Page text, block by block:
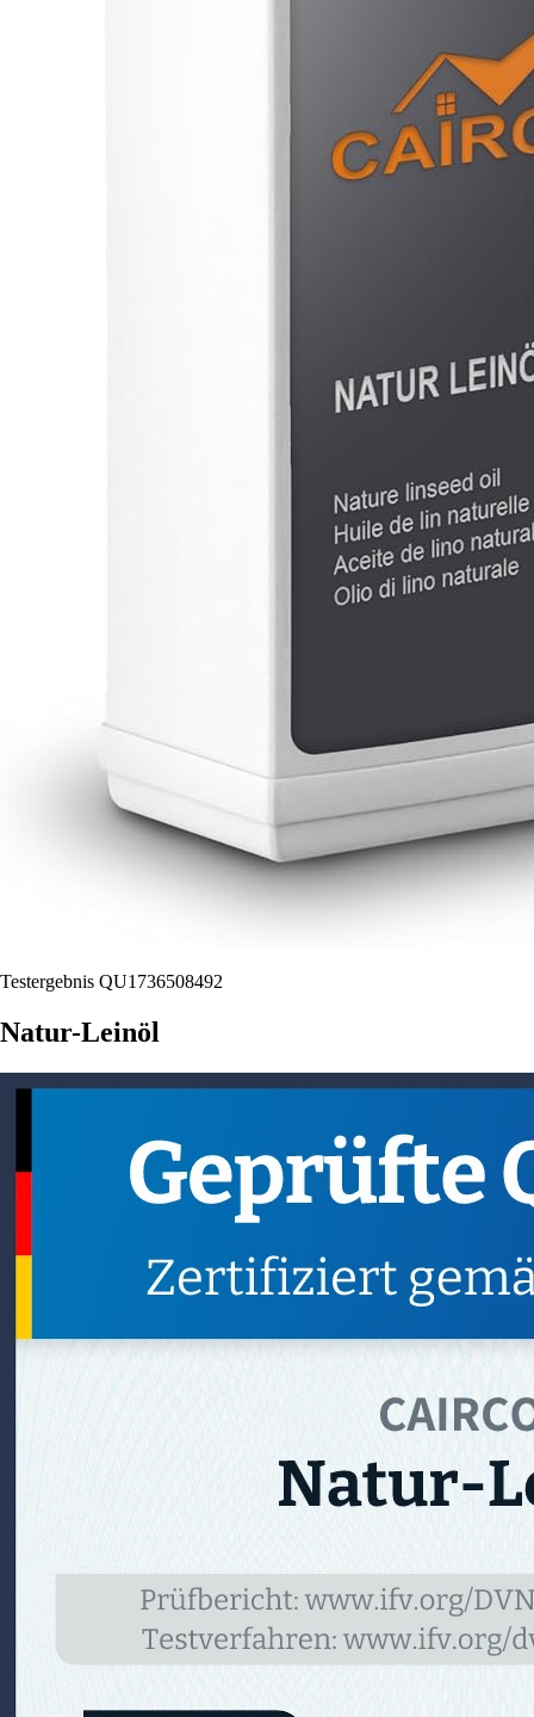
Testergebnis QU1736508492
Natur-Leinöl